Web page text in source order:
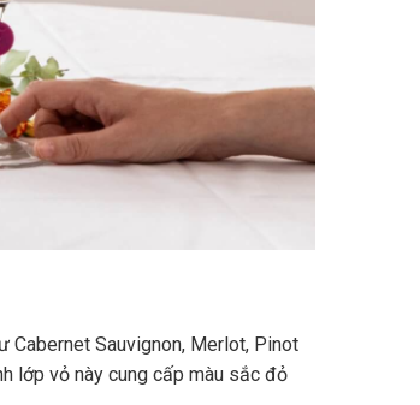
Cabernet Sauvignon, Merlot, Pinot
lớp vỏ này cung cấp màu sắc đỏ